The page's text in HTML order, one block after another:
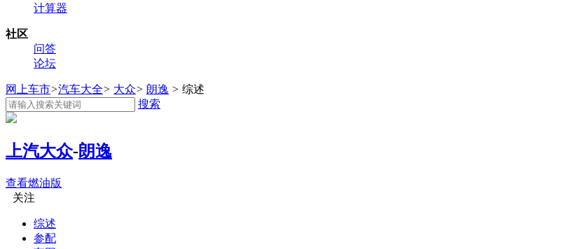
计算器
社区
问答
论坛
网上车市>汽车大全> 大众> 朗逸 > 综述
搜索
上汽大众-朗逸
查看燃油版
关注
综述
参配